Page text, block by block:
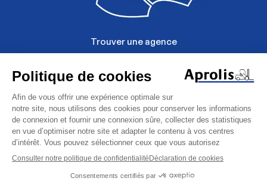
Retour à la liste
Autolaveuse
Scrubmaster
Trouver une agence
Mentions légales
Politique de données personelles
Gestion des cookies